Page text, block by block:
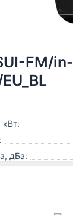
FM/in-
дБа: